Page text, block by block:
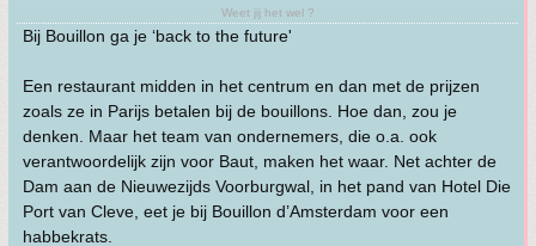
Weet jij het wel ?
Bij Bouillon ga je ‘back to the future'
Een restaurant midden in het centrum en dan met de prijzen
zoals ze in Parijs betalen bij de bouillons. Hoe dan, zou je
denken. Maar het team van ondernemers, die o.a. ook
verantwoordelijk zijn voor Baut, maken het waar. Net achter de
Dam aan de Nieuwezijds Voorburgwal, in het pand van Hotel Die
Port van Cleve, eet je bij Bouillon d’Amsterdam voor een
habbekrats.